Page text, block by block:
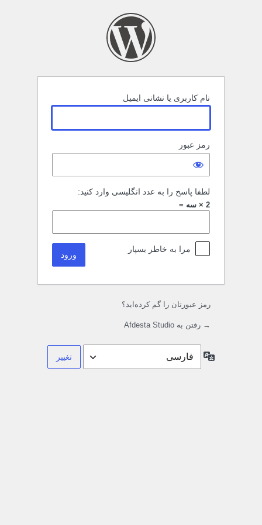
نام کاربری یا نشانی ایمیل
رمز عبور
لطفا پاسخ را به عدد انگلیسی وارد کنید:
2 × سه =
مرا به خاطر بسپار
رمز عبورتان را گم کرده‌اید؟
→ رفتن به Afdesta Studio
زبان